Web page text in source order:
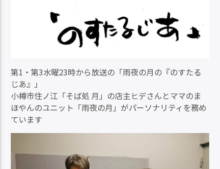
第1・第3水曜23時から放送の「雨夜の月の『のすたる
じあ』」
小樽市住ノ江「そば処 月」の店主ヒデさんとママのま
ほやんのユニット「雨夜の月」がパーソナリティを務め
ています